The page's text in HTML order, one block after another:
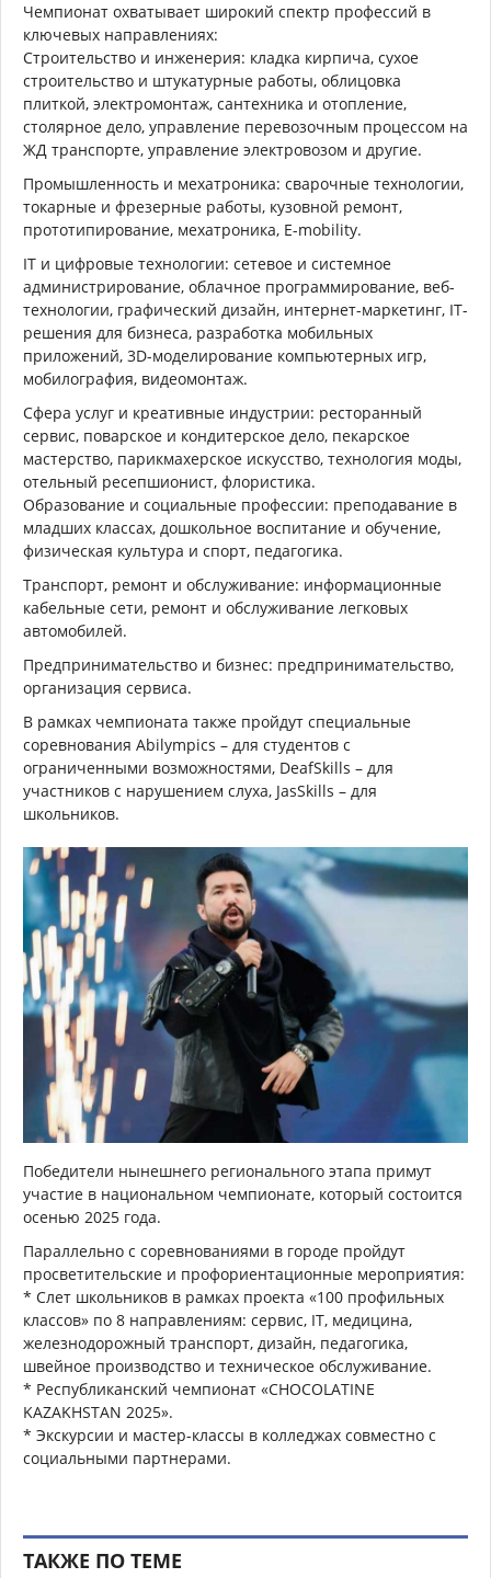
Чемпионат охватывает широкий спектр профессий в
ключевых направлениях:
Строительство и инженерия: кладка кирпича, сухое
строительство и штукатурные работы, облицовка
плиткой, электромонтаж, сантехника и отопление,
столярное дело, управление перевозочным процессом на
ЖД транспорте, управление электровозом и другие.
Промышленность и мехатроника: сварочные технологии,
токарные и фрезерные работы, кузовной ремонт,
прототипирование, мехатроника, E-mobility.
IT и цифровые технологии: сетевое и системное
администрирование, облачное программирование, веб-
технологии, графический дизайн, интернет-маркетинг, IT-
решения для бизнеса, разработка мобильных
приложений, 3D-моделирование компьютерных игр,
мобилография, видеомонтаж.
Сфера услуг и креативные индустрии: ресторанный
сервис, поварское и кондитерское дело, пекарское
мастерство, парикмахерское искусство, технология моды,
отельный ресепшионист, флористика.
Образование и социальные профессии: преподавание в
младших классах, дошкольное воспитание и обучение,
физическая культура и спорт, педагогика.
Транспорт, ремонт и обслуживание: информационные
кабельные сети, ремонт и обслуживание легковых
автомобилей.
Предпринимательство и бизнес: предпринимательство,
организация сервиса.
В рамках чемпионата также пройдут специальные
соревнования Abilympics – для студентов с
ограниченными возможностями, DeafSkills – для
участников с нарушением слуха, JasSkills – для
школьников.
Победители нынешнего регионального этапа примут
участие в национальном чемпионате, который состоится
осенью 2025 года.
Параллельно с соревнованиями в городе пройдут
просветительские и профориентационные мероприятия:
* Слет школьников в рамках проекта «100 профильных
классов» по 8 направлениям: сервис, IT, медицина,
железнодорожный транспорт, дизайн, педагогика,
швейное производство и техническое обслуживание.
* Республиканский чемпионат «CHOCOLATINE
KAZAKHSTAN 2025».
* Экскурсии и мастер-классы в колледжах совместно с
социальными партнерами.
ТАКЖЕ ПО ТЕМЕ